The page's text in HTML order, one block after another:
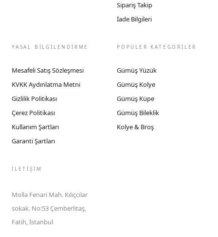
Sipariş Takip
İade Bilgileri
YASAL BİLGİLENDİRME
Mesafeli Satış Sözleşmesi
KVKK Aydınlatma Metni
Gizlilik Politikası
Çerez Politikası
Kullanım Şartları
Garanti Şartları
POPÜLER KATEGORİLER
Gümüş Yüzük
Gümüş Kolye
Gümüş Küpe
Gümüş Bileklik
Kolye & Broş
İLETIŞIM
Molla Fenari Mah. Kılıçcılar
sokak. No:53 Çemberlitaş,
Fatih, İstanbul